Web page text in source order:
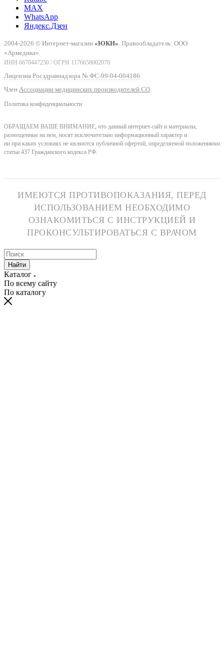
MAX
WhatsApp
Яндекс.Дзен
2004-2026 © Интернет-магазин «ЮКИ» . Правообладатель: ООО
«Армедика».
ИНН 6670447250 / ОГРН 1176658002070
Лицензия Росздравнадзора № ФС-99-04-004186
Член Ассоциации медицинских производителей СО
Политика конфиденциальности
ОБРАЩАЕМ ВАШЕ ВНИМАНИЕ, что данный интернет-сайт и материалы,
размещенные на нем, носят исключительно информационный характер и
ни при каких условиях не являются публичной офертой, определяемой положениями
статьи 437 Гражданского кодекса РФ.
ИМЕЮТСЯ ПРОТИВОПОКАЗАНИЯ, ПЕРЕД
ИСПОЛЬЗОВАНИЕМ НЕОБХОДИМО
ОЗНАКОМИТЬСЯ С ИНСТРУКЦИЕЙ И
ПРОКОНСУЛЬТИРОВАТЬСЯ С ВРАЧОМ
Найти
Каталог
По всему сайту
По каталогу